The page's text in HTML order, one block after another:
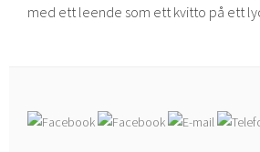
med ett leende som ett kvitto på ett